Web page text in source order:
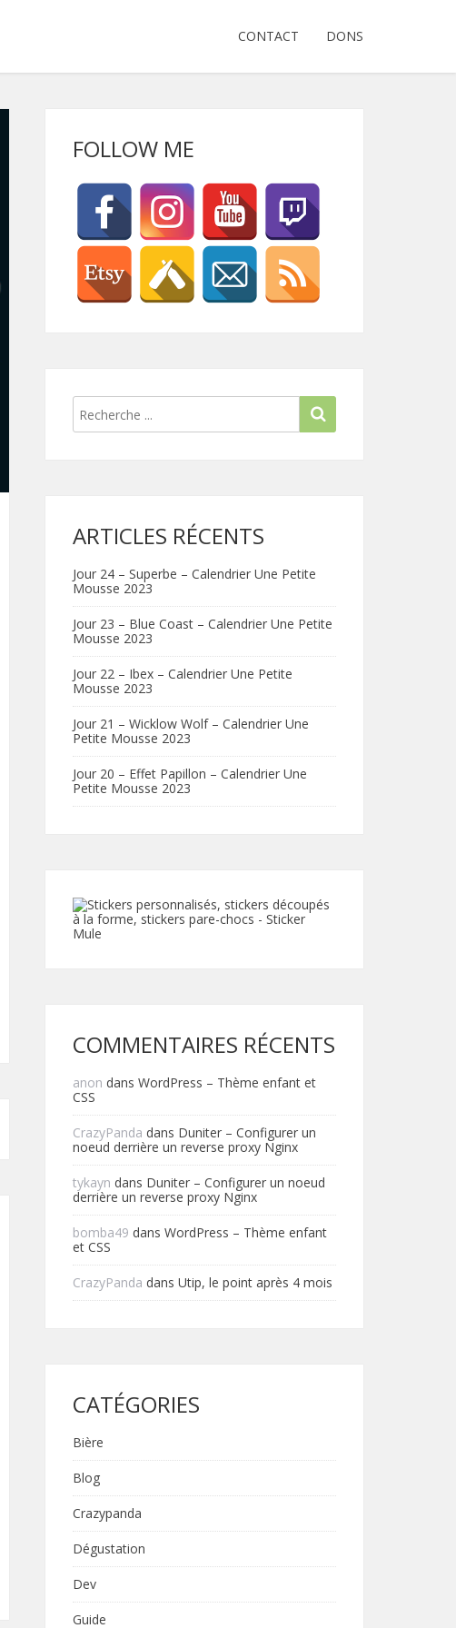
CONTACT DONS
FOLLOW ME
ARTICLES RÉCENTS
Jour 24 – Superbe – Calendrier Une Petite
Mousse 2023
Jour 23 – Blue Coast – Calendrier Une Petite
Mousse 2023
Jour 22 – Ibex – Calendrier Une Petite
Mousse 2023
Jour 21 – Wicklow Wolf – Calendrier Une
Petite Mousse 2023
Jour 20 – Effet Papillon – Calendrier Une
Petite Mousse 2023
COMMENTAIRES RÉCENTS
anon dans WordPress – Thème enfant et
CSS
CrazyPanda dans Duniter – Configurer un
noeud derrière un reverse proxy Nginx
tykayn dans Duniter – Configurer un noeud
derrière un reverse proxy Nginx
bomba49 dans WordPress – Thème enfant
et CSS
CrazyPanda dans Utip, le point après 4 mois
CATÉGORIES
Bière
Blog
Crazypanda
Dégustation
Dev
Guide